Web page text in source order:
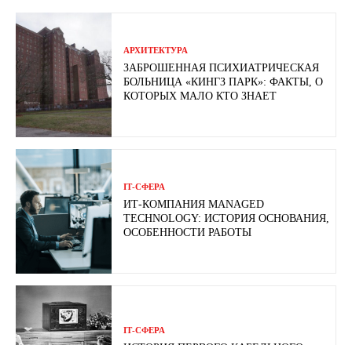
АРХИТЕКТУРА
ЗАБРОШЕННАЯ ПСИХИАТРИЧЕСКАЯ
БОЛЬНИЦА «КИНГЗ ПАРК»: ФАКТЫ, О
КОТОРЫХ МАЛО КТО ЗНАЕТ
ІТ-СФЕРА
ИТ-КОМПАНИЯ MANAGED
TECHNOLOGY: ИСТОРИЯ ОСНОВАНИЯ,
ОСОБЕННОСТИ РАБОТЫ
ІТ-СФЕРА